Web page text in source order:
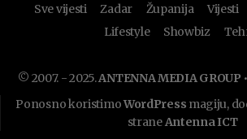
Sve vijesti Zadar Županija Vijesti
Lifestyle
Showbiz
© 2007. - 2025.ANTENNA MEDIA GROUP
Ponosno koristimoWordPress magiju,
straneAntenna ICT